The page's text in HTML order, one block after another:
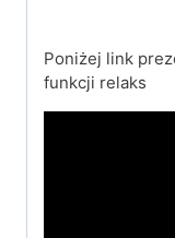
Poniżej link
funkcji relaks